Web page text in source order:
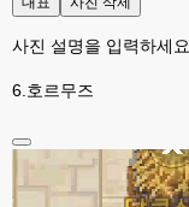
사진 설명을 입력하세요.
6.호르무즈